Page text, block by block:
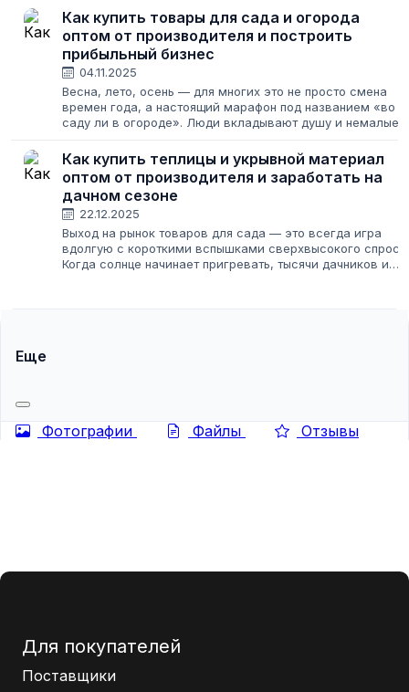
растет, а значит, это отличная ниша...
Как купить товары для сада и огорода
оптом от производителя и построить
прибыльный бизнес
04.11.2025
Весна, лето, осень — для многих это не просто смена
времен года, а настоящий марафон под названием «во
саду ли в огороде». Люди вкладывают душу и немалые
для сада и огорода только...
Как купить теплицы и укрывной материал
оптом от производителя и заработать на
дачном сезоне
22.12.2025
Выход на рынок товаров для сада — это всегда игра
вдолгую с короткими вспышками сверхвысокого спроса.
Когда солнце начинает пригревать, тысячи дачников и
Еще
Фотографии Файлы Отзывы
Для покупателей
Поставщики